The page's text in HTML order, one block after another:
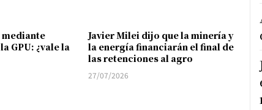
mediante
GPU: ¿vale la
Javier Milei dijo que la minería y
la energía financiarán el final de
las retenciones al agro
27/07/2026